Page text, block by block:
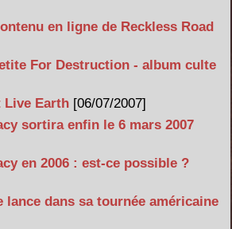
en ligne de Reckless Road
For Destruction - album culte
Live Earth [06/07/2007]
sortira enfin le 6 mars 2007
en 2006 : est-ce possible ?
lance dans sa tournée américaine